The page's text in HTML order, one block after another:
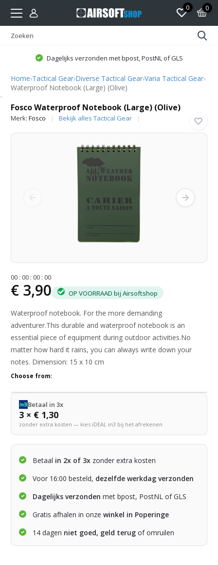
0 0
Dagelijks verzonden met bpost, PostNL of GLS
Home›Tactical Gear›Diverse Tactical Gear›Varia Tactical Gear›
Waterproof Notebook (Large) (Olive)
Fosco Waterproof Notebook (Large) (Olive)
Merk:Fosco Bekijk alles Tactical Gear
00 :00 :00 :00
€ 3,90 OP VOORRAAD bij Airsoftshop
Waterproof notebook. For the more demanding
adventurer.This durable and waterproof notebook is an
essential piece of equipment during outdoor activities.No
matter how hard it rains, you can always write down your
notes. Dimension: 15 x 10 cm
Choose from:
Betaal in 3x
3 × € 1,30
zonder extra kosten — kies iDEAL in3 bij het afrekenen
Betaal in 2x of 3x zonder extra kosten
Voor 16:00 besteld, dezelfde werkdag verzonden
Dagelijks verzonden met bpost, PostNL of GLS
Gratis afhalen in onzewinkel in Poperinge
14 dagen niet goed, geld terug of omruilen